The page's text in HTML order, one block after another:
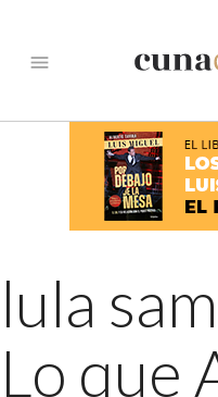
menu
lula
Lo que